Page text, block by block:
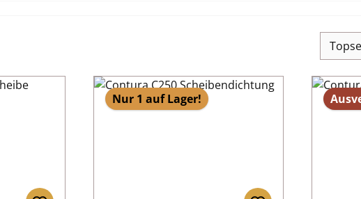
Nur 1 auf Lager!